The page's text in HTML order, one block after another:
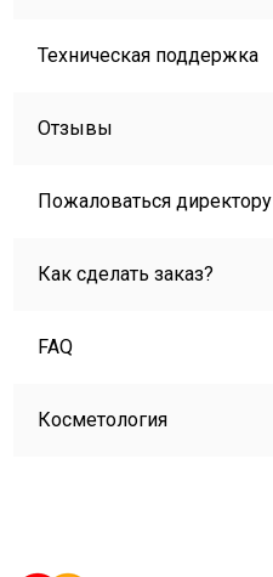
Техническая поддержка
Отзывы
Пожаловаться директору
Как сделать заказ?
FAQ
Косметология